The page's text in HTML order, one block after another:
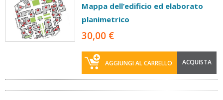
Mappa dell’edificio ed elaborato
planimetrico
30,00 €
AGGIUNGI AL CARRELLO ACQUISTA